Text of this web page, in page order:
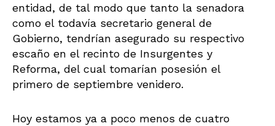
entidad, de tal modo que tanto la senadora
como el todavía secretario general de
Gobierno, tendrían asegurado su respectivo
escaño en el recinto de Insurgentes y
Reforma, del cual tomarían posesión el
primero de septiembre venidero.
Hoy estamos ya a poco menos de cuatro